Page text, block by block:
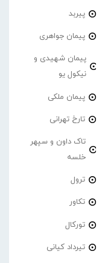
پیربد
پیمان جواهری
پیمان شهیدی و
نیکول یو
پیمان ملکی
تارخ تهرانی
تاک داون و سپهر
خلسه
ترول
تکاور
تورکال
تیرداد کیانی